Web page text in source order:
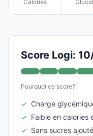
Calories
Score Logi:
Pourquoi ce score?
✓ Charge
✓ Faible en calories
✓ Sans sucres